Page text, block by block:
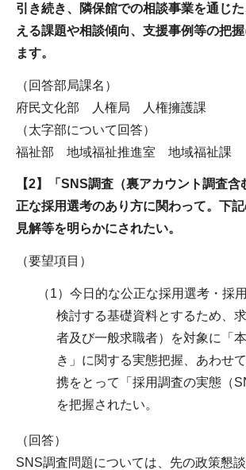
引き続き、隣保館での相談事業を通じ
える課題や相談傾向、支援事例等の把
ます。
（回答部局課名）
府民文化部 人権局 人権擁護課
（太字部について回答）
福祉部 地域福祉推進室 地域福祉課
【2】「SNS調査（裏アカウント調査
正な採用選考のあり方に関わって。下
見解等を明らかにされたい。
（要望項目）
（1）今日的な公正な採用選考・採
検討する基礎資料とするため、
者及び一般求職者）を対象に「
き」に関する実態把握、あわせ
携をとって「採用調査の実態（
を把握されたい。
（回答）
SNS調査問題については、先の政策懇